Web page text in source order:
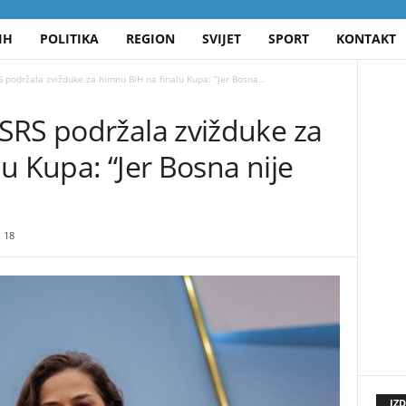
POLITIKA REGION SVIJET SPORT KONTAKT
podržala zvižduke za himnu BiH na finalu Kupa: “Jer Bosna...
podržala zvižduke za
Kupa: “Jer Bosna nije
18